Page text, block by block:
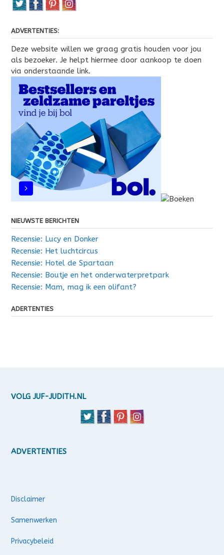
ADVERTENTIES:
Deze website willen we graag gratis houden voor jou
als bezoeker. Je helpt hiermee door aankoop te doen
via onderstaande link.
NIEUWSTE BERICHTEN
Recensie: Lucy en Donker
Recensie: Het luchtcircus
Recensie: Hotel de Spartaan
Recensie: Boutje en het onderwaterpretpark
Recensie: Mam, mag ik een olifant?
ADERTENTIES
VOLG JUF-JUDITH.NL
ADVERTENTIES
Disclaimer
Samenwerken
Privacybeleid